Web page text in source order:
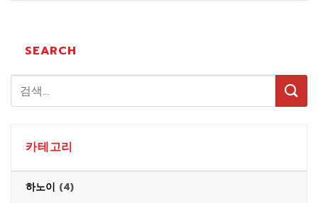
SEARCH
카테고리
하노이 (4)